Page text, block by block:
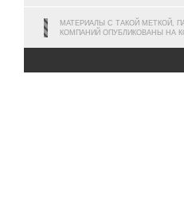
МАТЕРИАЛЫ С ТАКОЙ МЕТКОЙ,
КОМПАНИЙ ОПУБЛИКОВАНЫ НА